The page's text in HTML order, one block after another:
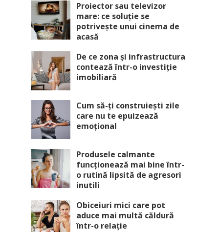
Proiector sau televizor
mare: ce soluție se
potrivește unui cinema de
acasă
De ce zona și infrastructura
contează într-o investiție
imobiliară
Cum să-ți construiești zile
care nu te epuizează
emoțional
Produsele calmante
funcționează mai bine într-
o rutină lipsită de agresori
inutili
Obiceiuri mici care pot
aduce mai multă căldură
într-o relație